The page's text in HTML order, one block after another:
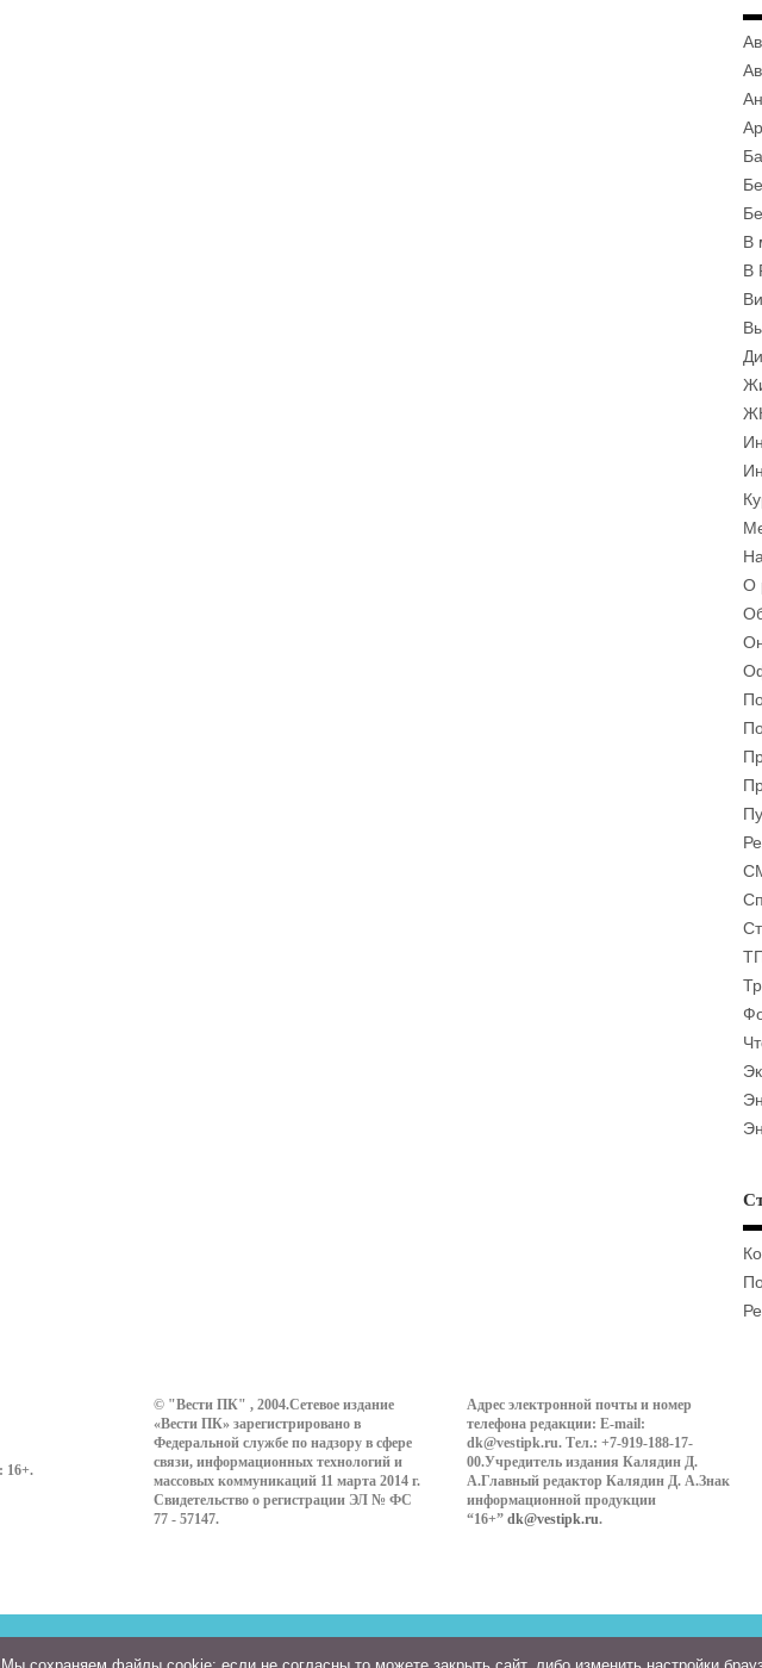
В
В
О
ТП
16+.
© "Вести ПК" , 2004.Сетевое издание
«Вести ПК» зарегистрировано в
Федеральной службе по надзору в сфере
связи, информационных технологий и
массовых коммуникаций 11 марта 2014 г.
Свидетельство о регистрации ЭЛ № ФС
77 - 57147.
Адрес электронной почты и номер
телефона редакции: E-mail:
dk@vestipk.ru. Тел.: +7-919-188-17-
00.Учредитель издания Калядин Д.
А.Главный редактор Калядин Д. А.Знак
информационной продукции
“16+” dk@vestipk.ru.